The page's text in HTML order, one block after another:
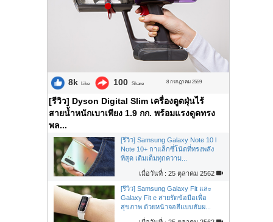
8k Like 100 Share 8 กรกฎาคม 2559
[รีวิว] Dyson Digital Slim เครื่องดูดฝุ่นไร้
สายน้ำหนักเบาเพียง 1.9 กก. พร้อมแรงดูดทรง
พล...
[รีวิว] Samsung Galaxy Note 10 l
Note 10+ กาแล็กซี่โน้ตที่ทรงพลัง
ที่สุด เติมเต็มทุกความ...
เมื่อวันที่ : 25 ตุลาคม 2562
[รีวิว] Samsung Galaxy Fit และ
Galaxy Fit e สายรัดข้อมือเพื่อ
สุขภาพ ด้วยหน้าจอสีแบบสัมผ...